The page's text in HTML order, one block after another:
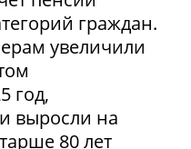
граждан.
увеличили
год,
выросли на
80 лет